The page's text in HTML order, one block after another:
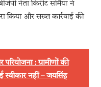
नेता किरीट सोमैया ने
किया और सख्त कार्रवाई की
परियोजना : ग्रामीणों की
स्वीकार नहीं – जयसिंह